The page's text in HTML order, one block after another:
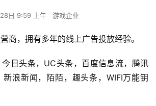
日 9:59 上午 游戏企业
商，拥有多年的线上广告投放经验。
日头条，UC头条，百度信息流，腾讯
浪新闻，陌陌，趣头条，WIFI万能钥